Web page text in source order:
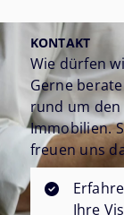
KONTAKT
Wie dürfen
Gerne
rund um den
Immobilien.
freuen uns
Ihre